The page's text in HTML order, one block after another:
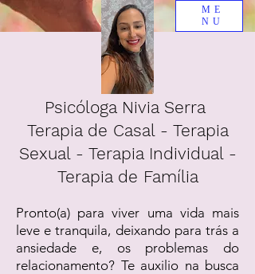
Psicóloga Nivia Serra
Terapia de Casal - Terapia
Sexual - Terapia Individual -
Terapia de Família
Pronto(a) para viver uma vida mais
leve e tranquila, deixando para trás a
ansiedade e, os problemas do
relacionamento? Te auxilio na busca
ME
NU